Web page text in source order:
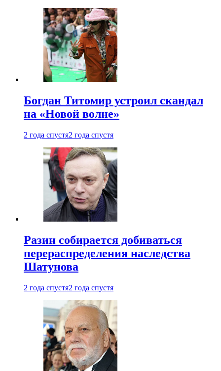
Богдан Титомир устроил скандал
на «Новой волне»
2 года спустя2 года спустя
Разин собирается добиваться
перераспределения наследства
Шатунова
2 года спустя2 года спустя